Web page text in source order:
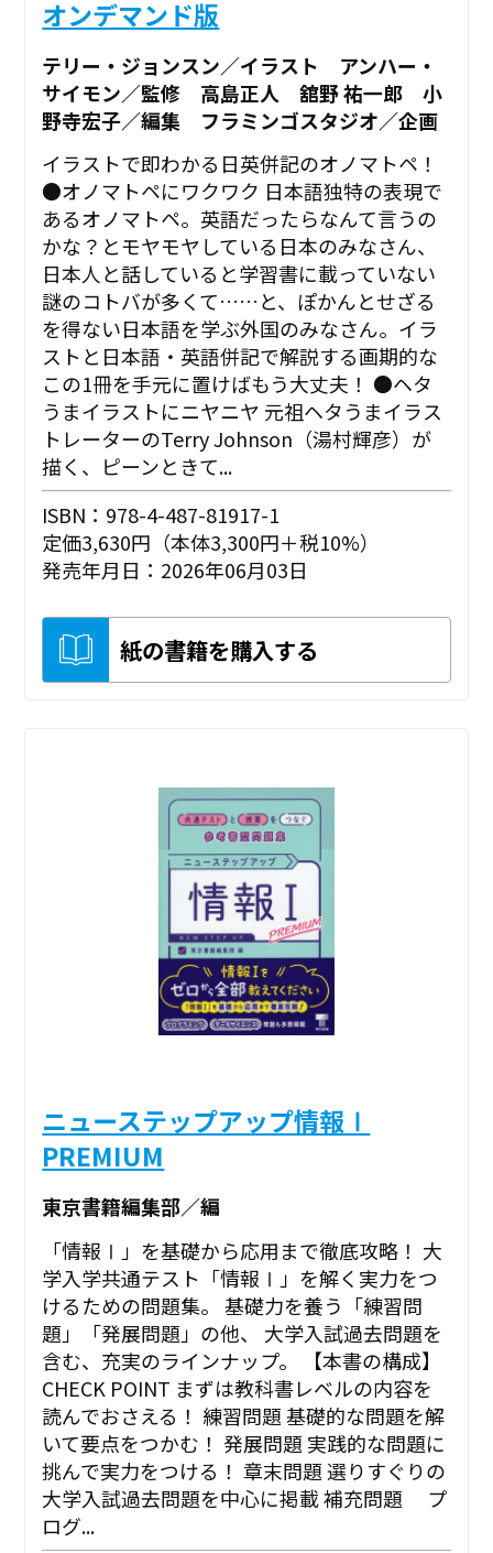
オンデマンド版
テリー・ジョンスン／イラスト アンハー・
サイモン／監修 高島正人 舘野 祐一郎 小
野寺宏子／編集 フラミンゴスタジオ／企画
イラストで即わかる日英併記のオノマトペ！
●オノマトペにワクワク 日本語独特の表現で
あるオノマトペ。英語だったらなんて言うの
かな？とモヤモヤしている日本のみなさん、
日本人と話していると学習書に載っていない
謎のコトバが多くて……と、ぽかんとせざる
を得ない日本語を学ぶ外国のみなさん。イラ
ストと日本語・英語併記で解説する画期的な
この1冊を手元に置けばもう大丈夫！ ●ヘタ
うまイラストにニヤニヤ 元祖ヘタうまイラス
トレーターのTerry Johnson（湯村輝彦）が
描く、ピーンときて...
ISBN：978-4-487-81917-1
定価3,630円（本体3,300円＋税10%）
発売年月日：2026年06月03日
紙の書籍を購入する
ニューステップアップ情報Ⅰ
PREMIUM
東京書籍編集部／編
「情報Ⅰ」を基礎から応用まで徹底攻略！ 大
学入学共通テスト「情報Ⅰ」を解く実力をつ
けるための問題集。 基礎力を養う「練習問
題」「発展問題」の他、 大学入試過去問題を
含む、充実のラインナップ。 【本書の構成】
CHECK POINT まずは教科書レベルの内容を
読んでおさえる！ 練習問題 基礎的な問題を解
いて要点をつかむ！ 発展問題 実践的な問題に
挑んで実力をつける！ 章末問題 選りすぐりの
大学入試過去問題を中心に掲載 補充問題 プ
ログ...